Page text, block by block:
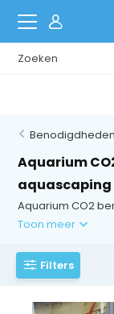
Benodigdheden
Aquarium
aquascaping
Aquarium CO2
Toon meer
Filters